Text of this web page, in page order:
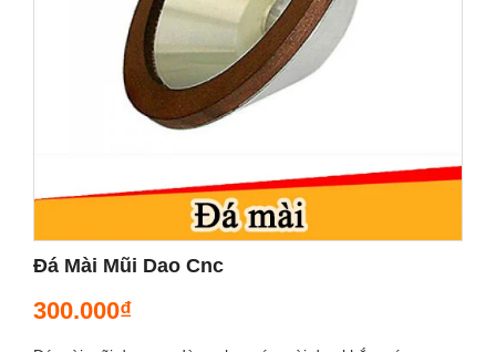
Đá Mài Mũi Dao Cnc
300.000₫